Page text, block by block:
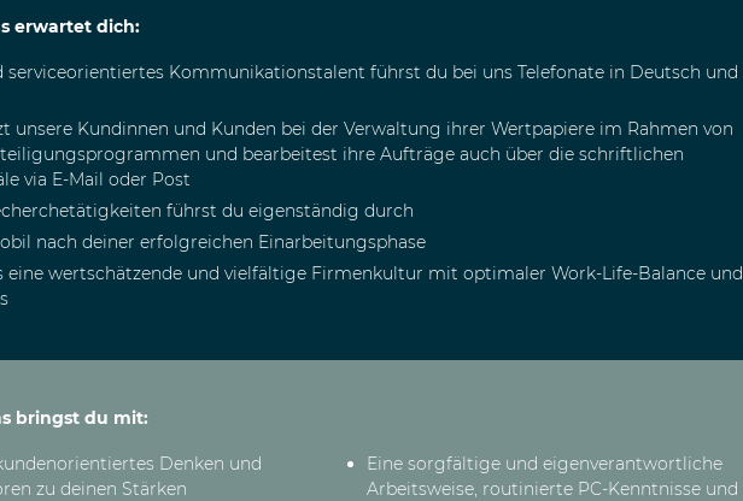
erwartet dich:
serviceorientiertes Kommunikationstalent führst du bei uns Telefonate in Deutsch und
unsere Kundinnen und Kunden bei der Verwaltung ihrer Wertpapiere im Rahmen von
und bearbeitest ihre Aufträge auch über die schriftlichen
via E-Mail oder Post
führst du eigenständig durch
nach deiner erfolgreichen Einarbeitungsphase
eine wertschätzende und vielfältige Firmenkultur mit optimaler Work-Life-Balance und
Benefits
bringst du mit:
Denken und
zu deinen Stärken
Eine sorgfältige und eigenverantwortliche
Arbeitsweise, routinierte PC-Kenntnisse und